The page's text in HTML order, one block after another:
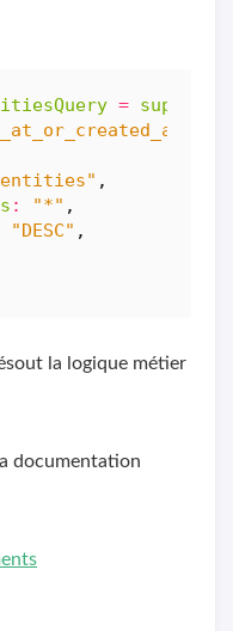
= supabase
,
: "*" ,
"DESC" ,
la logique métier
documentation